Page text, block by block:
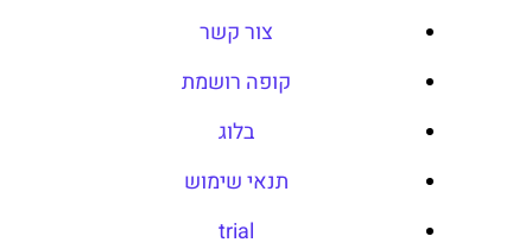
צור קשר
קופה רושמת
בלוג
תנאי שימוש
trial